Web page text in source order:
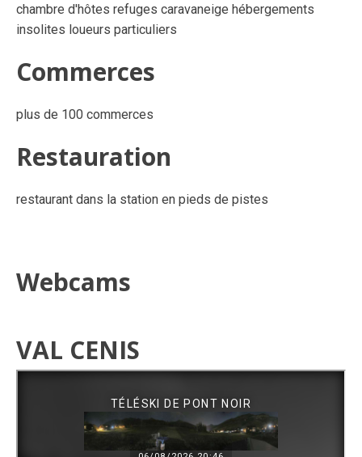
chambre d'hôtes refuges caravaneige hébergements
insolites loueurs particuliers
Commerces
plus de 100 commerces
Restauration
restaurant dans la station en pieds de pistes
Webcams
VAL CENIS